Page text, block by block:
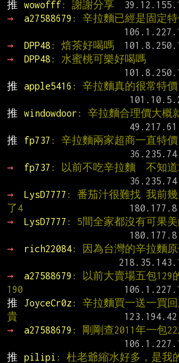
推 wowofff: 謝謝分享
→
a27588679 : 辛拉麵已經是固定
→
DPP48 : 焙茶好喝嗎
→
DPP48 : 水蜜桃可樂好喝嗎
推
apple5416 : 辛拉麵真的很常特價
推
windowdoor : 辛拉麵合理價大概
推
fp737 : 辛拉麵兩家超商一直特價
→
fp737 : 以前不吃辛拉麵  不知道
→
LysD7777 : 番茄汁很難找 我前
了4
→
LysD7777 : 5間全家都沒有可果美
→
rich22084: 因為台灣的辛拉麵原
→
a27588679 : 以前大賣場五包129
190
推
JoyceCr0z : 辛拉麵買一送一買
貴
→
a27588679 : 剛剛查2011年一包
推
pilipi : 杜老爺縮水好多，是我